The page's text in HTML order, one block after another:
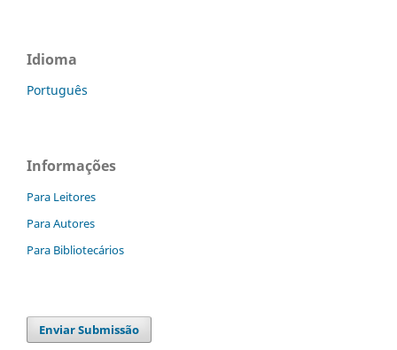
Idioma
Português
Informações
Para Leitores
Para Autores
Para Bibliotecários
Enviar Submissão